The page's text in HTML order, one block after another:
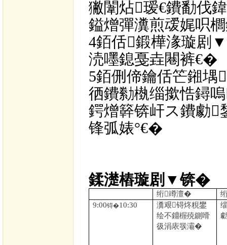
獙闈炶瑷€鐨勫伐
鎰熷彈瀵煎叆娓呮
4銆佸鍛樺湪璇剧
涜嚜鎴戞垚闀裤€�
5銆侀偙鑰佸笀鎺堣
徆鐨勬槸缁撳悎鐞
鍔熷簳锛屽ス鐨勮
锋弧婊°€�
鍒濋樁璇剧▼锛�
绗竴澶�
9:00锝�10:30
瀵艰锝炵粯鐢
绘不鐤楃殑鍘嗗
彶涓庡彂灞�